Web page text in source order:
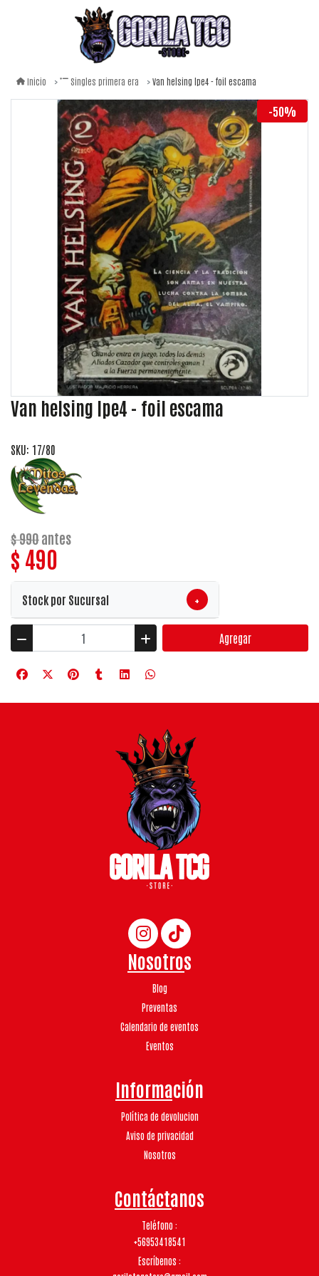
Inicio Singles primera era Van helsing lpe4 - foil escama
-50%
Van helsing lpe4 - foil escama
SKU: 17/80
$ 990antes
$ 490
Stock por Sucursal +
Agregar
Nosotros
Blog
Preventas
Calendario de eventos
Eventos
Información
Política de devolucion
Aviso de privacidad
Nosotros
Contáctanos
Teléfono
+56953418541
Escríbenos